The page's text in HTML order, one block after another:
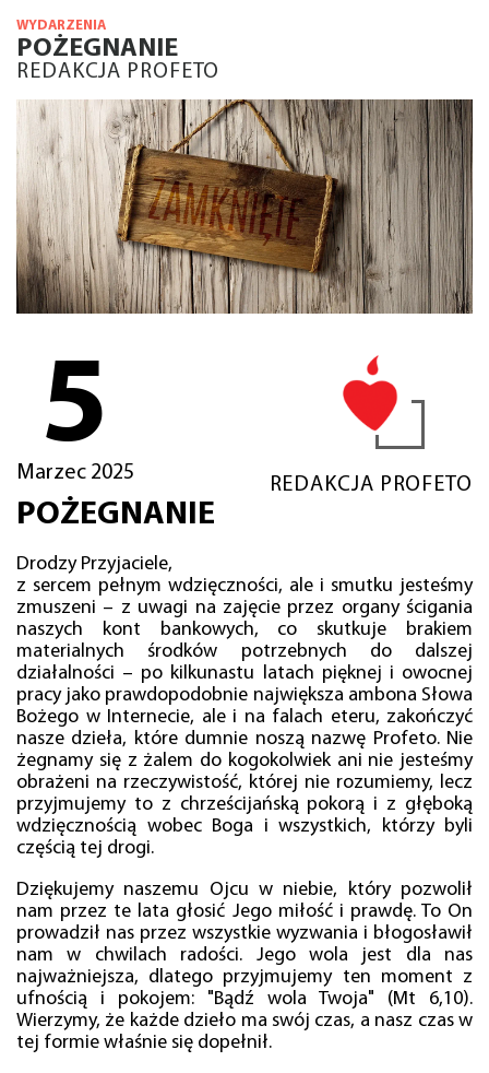
WYDARZENIA
POŻEGNANIE
REDAKCJA PROFETO
5
Marzec 2025
REDAKCJA PROFETO
POŻEGNANIE
Drodzy Przyjaciele,
z sercem pełnym wdzięczności, ale i smutku jesteśmy
zmuszeni – z uwagi na zajęcie przez organy ścigania
naszych kont bankowych, co skutkuje brakiem
materialnych środków potrzebnych do dalszej
działalności – po kilkunastu latach pięknej i owocnej
pracy jako prawdopodobnie największa ambona Słowa
Bożego w Internecie, ale i na falach eteru, zakończyć
nasze dzieła, które dumnie noszą nazwę Profeto. Nie
żegnamy się z żalem do kogokolwiek ani nie jesteśmy
obrażeni na rzeczywistość, której nie rozumiemy, lecz
przyjmujemy to z chrześcijańską pokorą i z głęboką
wdzięcznością wobec Boga i wszystkich, którzy byli
częścią tej drogi.
Dziękujemy naszemu Ojcu w niebie, który pozwolił
nam przez te lata głosić Jego miłość i prawdę. To On
prowadził nas przez wszystkie wyzwania i błogosławił
nam w chwilach radości. Jego wola jest dla nas
najważniejsza, dlatego przyjmujemy ten moment z
ufnością i pokojem: "Bądź wola Twoja" (Mt 6,10).
Wierzymy, że każde dzieło ma swój czas, a nasz czas w
tej formie właśnie się dopełnił.